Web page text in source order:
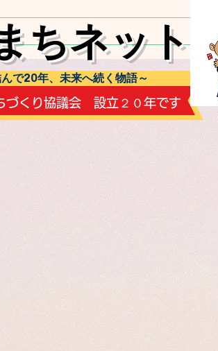
ちネット
くり協議会 設立２０年です
で20年、未来へ続く物語～
吉小4年生から3年生に人形文
化を伝えていく